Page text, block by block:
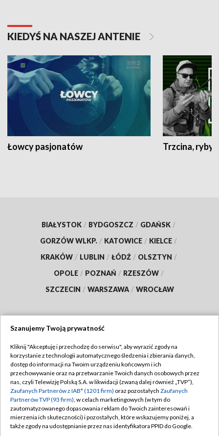
KIEDYŚ NA NASZEJ ANTENIE
Łowcy pasjonatów Trzcina, ryby
BIAŁYSTOK / BYDGOSZCZ / GDAŃSK /
GORZÓW WLKP. / KATOWICE / KIELCE /
KRAKÓW / LUBLIN / ŁÓDŹ / OLSZTYN /
OPOLE / POZNAŃ / RZESZÓW /
SZCZECIN / WARSZAWA / WROCŁAW
TVP
Abonament TVP
Emisja w TVP
Centrum informacji TVP
Naziemna Telewizja Cyfrowa
Regulamin TVP
Polityka prywatności
Moje zgody
Pomoc
Szanujemy Twoją prywatność
Kliknij "Akceptuję i przechodzę do serwisu", aby wyrazić zgody na
korzystanie z technologii automatycznego śledzenia i zbierania danych,
dostęp do informacji na Twoim urządzeniu końcowym i ich
przechowywanie oraz na przetwarzanie Twoich danych osobowych przez
nas, czyli Telewizję Polską S.A. w likwidacji (zwaną dalej również „TVP”),
Zaufanych Partnerów z IAB* (1201 firm) oraz pozostałych Zaufanych
Partnerów TVP (93 firm), w celach marketingowych (w tym do
zautomatyzowanego dopasowania reklam do Twoich zainteresowań i
mierzenia ich skuteczności) i pozostałych, które wskazujemy poniżej, a
także zgody na udostępnianie przez nas identyfikatora PPID do Google.